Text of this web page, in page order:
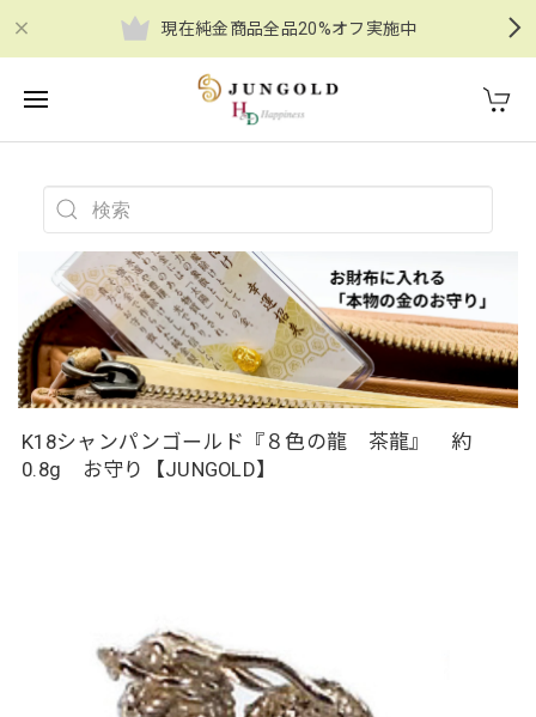
現在純金商品全品20%オフ実施中
K18シャンパンゴールド『８色の龍 茶龍』 約
0.8g お守り【JUNGOLD】